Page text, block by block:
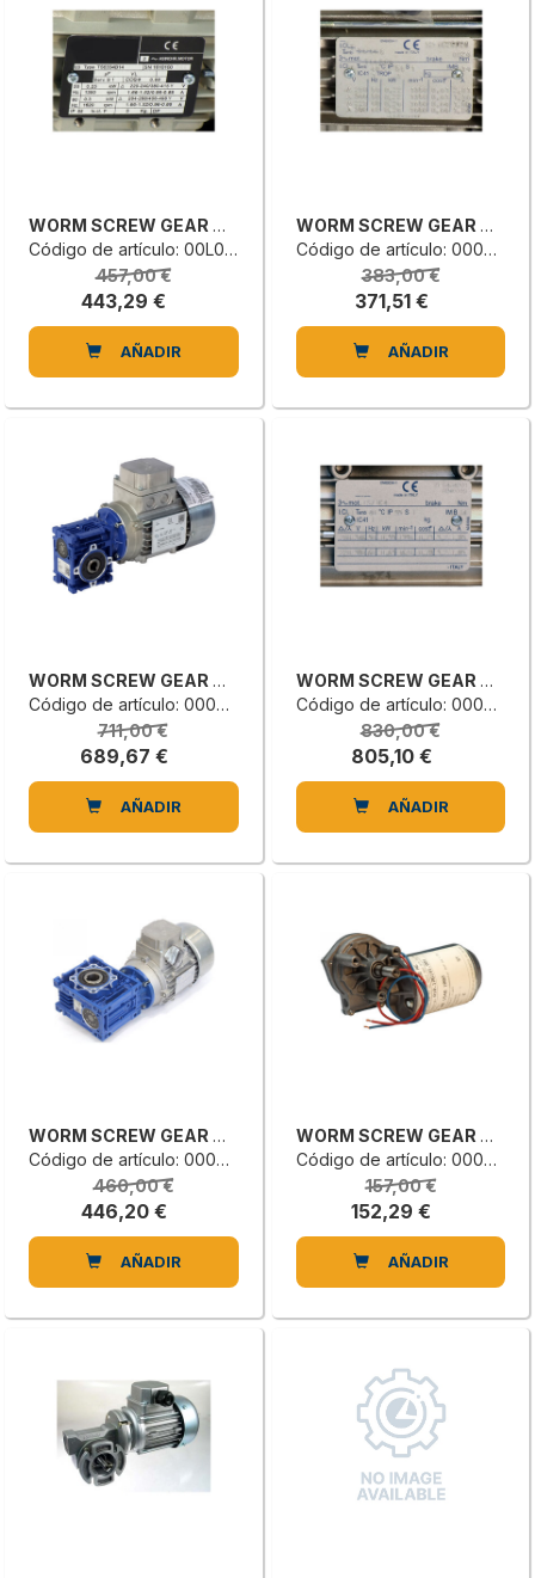
WORM SCREW GEAR MOTOR
Código de artículo: 00L0086893H
457,00 €
443,29 €
AÑADIR
WORM SCREW GEAR MOTOR
Código de artículo: 0000648113D
383,00 €
371,51 €
AÑADIR
WORM SCREW GEAR MOTOR
Código de artículo: 0000648112B
711,00 €
689,67 €
AÑADIR
WORM SCREW GEAR MOTOR
Código de artículo: 0000648111L
830,00 €
805,10 €
AÑADIR
WORM SCREW GEAR MOTOR
Código de artículo: 0000648110G
460,00 €
446,20 €
AÑADIR
WORM SCREW GEAR MOTOR
Código de artículo: 0000634286D
157,00 €
152,29 €
AÑADIR